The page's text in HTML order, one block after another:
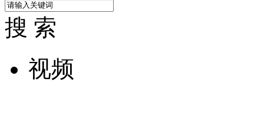
搜 索
视频